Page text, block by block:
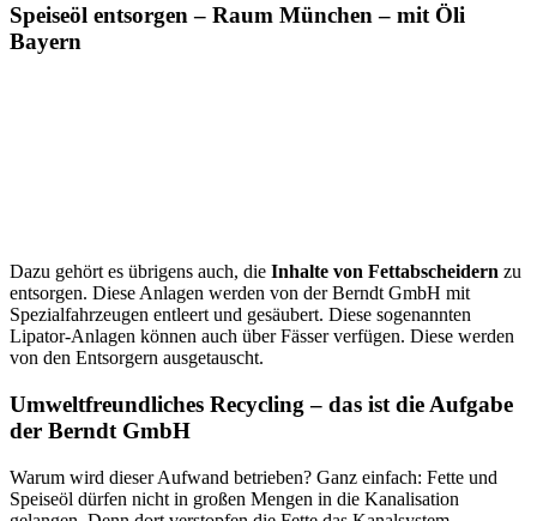
Speiseöl entsorgen – Raum München – mit Öli
Bayern
Dazu gehört es übrigens auch, die Inhalte von Fettabscheidern zu
entsorgen. Diese Anlagen werden von der Berndt GmbH mit
Spezialfahrzeugen entleert und gesäubert. Diese sogenannten
Lipator-Anlagen können auch über Fässer verfügen. Diese werden
von den Entsorgern ausgetauscht.
Umweltfreundliches Recycling – das ist die Aufgabe
der Berndt GmbH
Warum wird dieser Aufwand betrieben? Ganz einfach: Fette und
Speiseöl dürfen nicht in großen Mengen in die Kanalisation